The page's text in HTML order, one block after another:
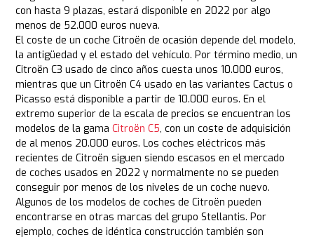
con hasta 9 plazas, estará disponible en 2022 por algo
menos de 52.000 euros nueva.
El coste de un coche Citroën de ocasión depende del modelo,
la antigüedad y el estado del vehículo. Por término medio, un
Citroën C3 usado de cinco años cuesta unos 10.000 euros,
mientras que un Citroën C4 usado en las variantes Cactus o
Picasso está disponible a partir de 10.000 euros. En el
extremo superior de la escala de precios se encuentran los
modelos de la gamaCitroën C5, con un coste de adquisición
de al menos 20.000 euros. Los coches eléctricos más
recientes de Citroën siguen siendo escasos en el mercado
de coches usados en 2022 y normalmente no se pueden
conseguir por menos de los niveles de un coche nuevo.
Algunos de los modelos de coches de Citroën pueden
encontrarse en otras marcas del grupo Stellantis. Por
ejemplo, coches de idéntica construcción también son